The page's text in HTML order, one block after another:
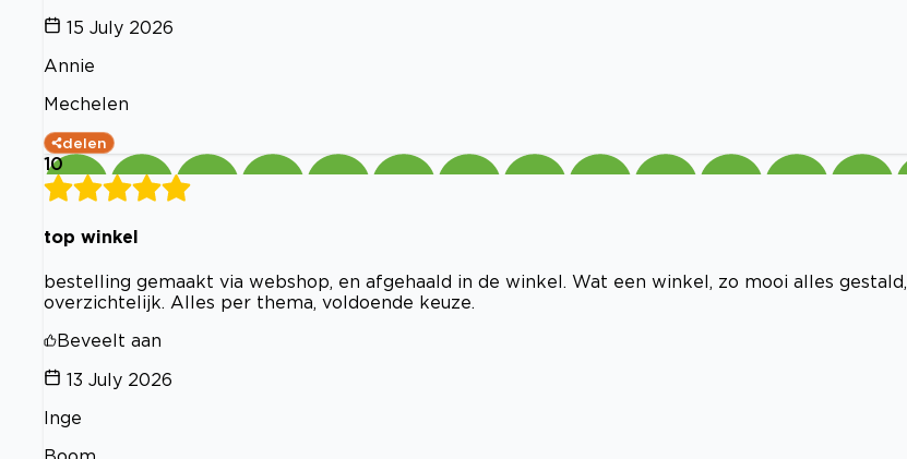
15 July 2026
Annie
Mechelen
delen
10
top winkel
bestelling gemaakt via webshop, en afgehaald in de winkel. Wat een winkel, zo mooi alles gestald,
overzichtelijk. Alles per thema, voldoende keuze.
Beveelt aan
13 July 2026
Inge